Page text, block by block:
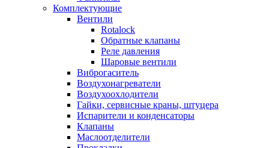
Комплектующие
Вентили
Rotalock
Обратные клапаны
Реле давления
Шаровые вентили
Виброгаситель
Воздухонагреватели
Воздухоохлодители
Гайки, сервисные краны, штуцера
Испарители и конденсаторы
Клапаны
Маслоотделители